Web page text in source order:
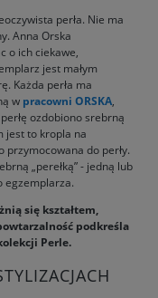
perła. Nie ma
Anna Orska
o ich ciekawe,
jest małym
Każda perła ma
w pracowni ORSKA,
ozdobiono srebrną
jest to kropla na
przymocowana do perły.
„perełką” - jedną lub
egzemplarza.
się kształtem,
podkreśla
Perle.